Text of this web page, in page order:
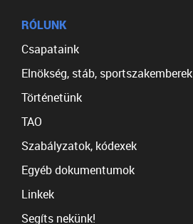
RÓLUNK
Csapataink
Elnökség, stáb, sportszakemberek
Történetünk
TAO
Szabályzatok, kódexek
Egyéb dokumentumok
Linkek
Segíts nekünk!